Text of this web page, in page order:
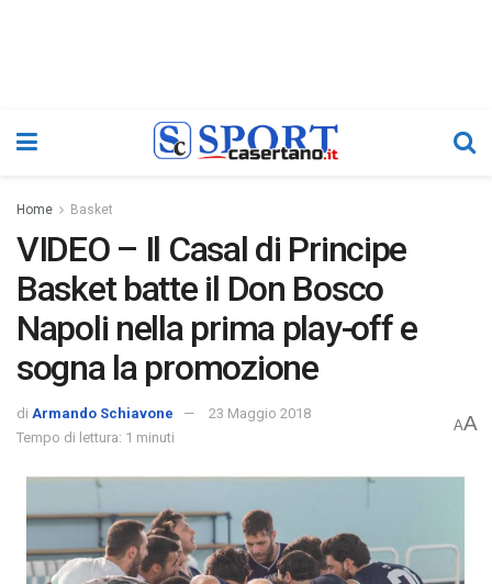
Home Basket
VIDEO – Il Casal di Principe
Basket batte il Don Bosco
Napoli nella prima play-off e
sogna la promozione
di Armando Schiavone
23 Maggio 2018
Tempo di lettura: 1 minuti
AA